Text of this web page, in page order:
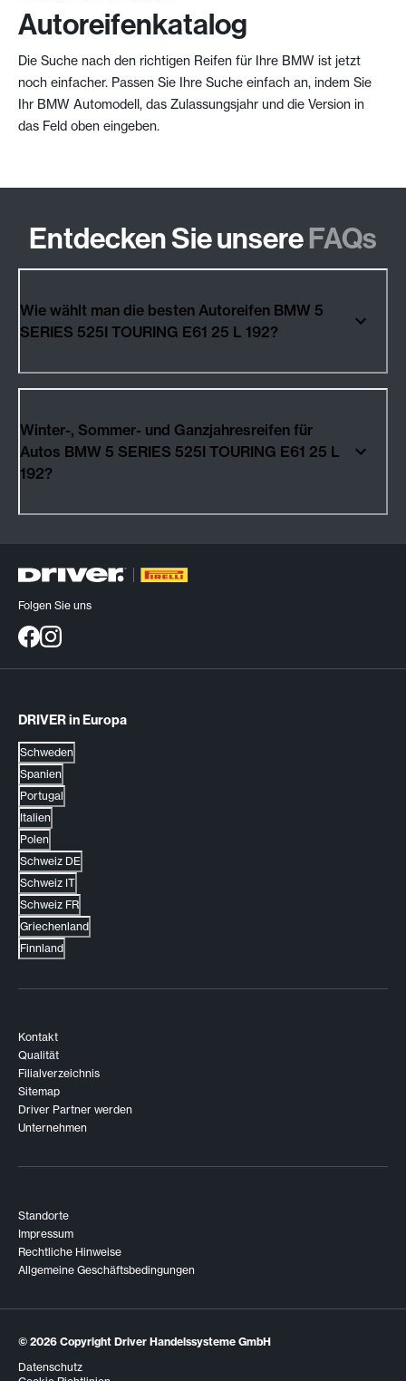
Autoreifenkatalog
Die Suche nach den richtigen Reifen für Ihre BMW ist jetzt
noch einfacher. Passen Sie Ihre Suche einfach an, indem Sie
Ihr BMW Automodell, das Zulassungsjahr und die Version in
das Feld oben eingeben.
Entdecken Sie unsereFAQs
Wie wählt man die besten Autoreifen BMW 5
SERIES 525I TOURING E61 25 L 192?
Winter-, Sommer- und Ganzjahresreifen für
Autos BMW 5 SERIES 525I TOURING E61 25 L
192?
Folgen Sie uns
DRIVER in Europa
Schweden
Spanien
Portugal
Italien
Polen
Schweiz DE
Schweiz IT
Schweiz FR
Griechenland
Finnland
Kontakt
Qualität
Filialverzeichnis
Sitemap
Driver Partner werden
Unternehmen
Standorte
Impressum
Rechtliche Hinweise
Allgemeine Geschäftsbedingungen
© 2026 Copyright Driver Handelssysteme GmbH
Datenschutz